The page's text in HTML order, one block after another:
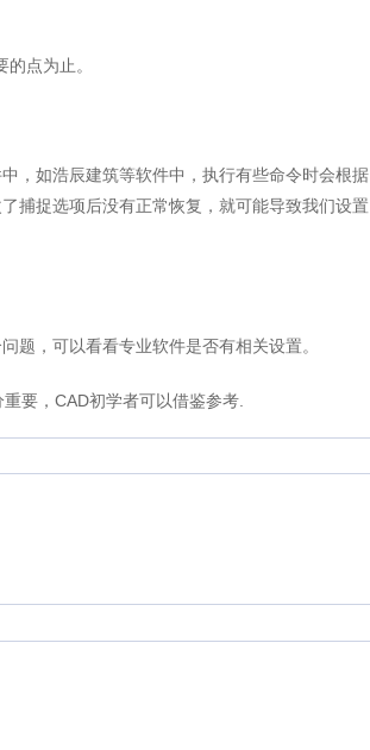
点为止。
，如浩辰建筑等软件中，执行有些命令时会根据
捕捉选项后没有正常恢复，就可能导致我们设置
题，可以看看专业软件是否有相关设置。
要，CAD初学者可以借鉴参考.